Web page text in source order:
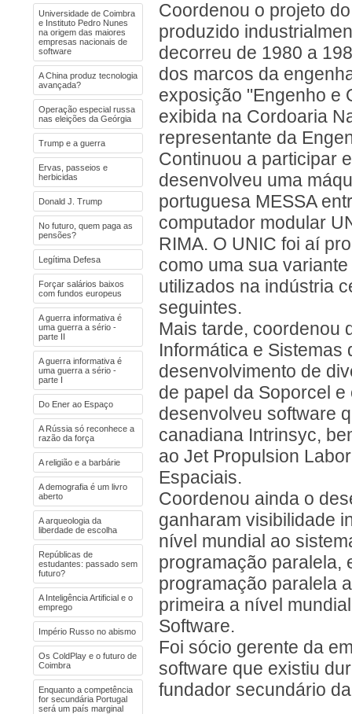
Universidade de Coimbra
e Instituto Pedro Nunes
na origem das maiores
empresas nacionais de
software
A China produz tecnologia
avançada?
Operação especial russa
nas eleições da Geórgia
Trump e a guerra
Ervas, passeios e
herbicidas
Donald J. Trump
No futuro, quem paga as
pensões?
Legítima Defesa
Forçar salários baixos
com fundos europeus
A guerra informativa é
uma guerra a sério -
parte II
A guerra informativa é
uma guerra a sério -
parte I
Do Ener ao Espaço
A Rússia só reconhece a
razão da força
A religião e a barbárie
A demografia é um livro
aberto
A arqueologia da
liberdade de escolha
Repúblicas de
estudantes: passado sem
futuro?
A Inteligência Artificial e o
emprego
Império Russo no abismo
Os ColdPlay e o futuro de
Coimbra
Enquanto a competência
for secundária Portugal
será um país marginal
Coordenou o projeto
produzido
decorreu de 1980 a
dos marcos da
exposição "Engenho e
exibida na Cordoaria
representante da
Continuou a participar
desenvolveu uma
portuguesa MESSA
computador modular
RIMA. O UNIC foi aí
como uma sua
utilizados na indústria
seguintes.
Mais tarde, coordenou
Informática e Sistemas
desenvolvimento de
de papel da Soporcel
desenvolveu software
canadiana Intrinsyc,
ao Jet Propulsion
Espaciais.
Coordenou ainda o
ganharam visibilidade
nível mundial ao
programação paralela,
programação paralela
primeira a nível
Software.
Foi sócio gerente da
software que existiu
fundador secundário